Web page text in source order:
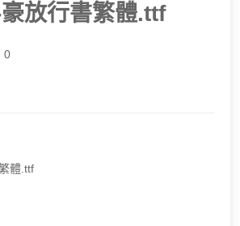
放行書繁體.ttf
0
體.ttf